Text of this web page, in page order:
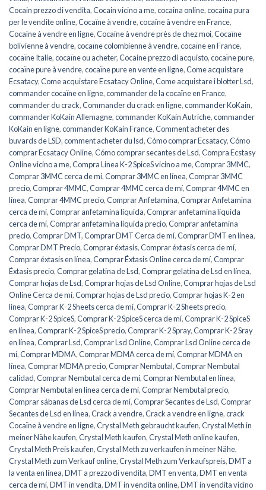
Cocain prezzo di vendita,Cocain vicino a me,cocaina online,cocaina pura
per le vendite online,Cocaïne à vendre,cocaïne à vendre en France,
Cocaïne à vendre en ligne,Cocaïne à vendre près de chez moi,Cocaïne
bolivienne à vendre,cocaïne colombienne à vendre,cocaïne en France,
cocaïne Italie,cocaïne ou acheter,Cocaine prezzo di acquisto,cocaïne pure,
cocaïne pure à vendre,cocaïne pure en vente en ligne,Come acquistare
Ecsatacy,Come acquistare Ecsatacy Online,Come acquistare i blotter Lsd,
commander cocaïne en ligne,commander de la cocaïne en France,
commander du crack,Commander du crack en ligne,commander KoKain,
commander KoKain Allemagne,commander KoKain Autriche,commander
KoKain en ligne,commander KoKain France,Comment acheter des
buvards de LSD,comment acheter du lsd,Cómo comprar Ecsatacy,Cómo
comprar Ecsatacy Online,Cómo comprar secantes de Lsd,Compra Ecstasy
Online vicino a me,Compra Linea K-2 SpiceS vicino a me,Comprar 3MMC,
Comprar 3MMC cerca de mí,Comprar 3MMC en línea,Comprar 3MMC
precio,Comprar 4MMC,Comprar 4MMC cerca de mí,Comprar 4MMC en
línea,Comprar 4MMC precio,Comprar Anfetamina,Comprar Anfetamina
cerca de mí,Comprar anfetamina líquida,Comprar anfetamina líquida
cerca de mí,Comprar anfetamina líquida precio,Comprar anfetamina
precio,Comprar DMT,Comprar DMT Cerca de mí,Comprar DMT en línea,
Comprar DMT Precio,Comprar éxtasis,Comprar éxtasis cerca de mí,
Comprar éxtasis en línea,Comprar Éxtasis Online cerca de mí,Comprar
Éxtasis precio,Comprar gelatina de Lsd,Comprar gelatina de Lsd en línea,
Comprar hojas de Lsd,Comprar hojas de Lsd Online,Comprar hojas de Lsd
Online Cerca de mí,Comprar hojas de Lsd precio,Comprar hojas K-2 en
línea,Comprar K-2 Sheets cerca de mí,Comprar K-2 Sheets precio,
Comprar K-2 SpiceS,Comprar K-2 SpiceS cerca de mí,Comprar K-2 SpiceS
en línea,Comprar K-2 SpiceS precio,Comprar K-2 Spray,Comprar K-2 Sray
en línea,Comprar Lsd,Comprar Lsd Online,Comprar Lsd Online cerca de
mí,Comprar MDMA,Comprar MDMA cerca de mí,Comprar MDMA en
línea,Comprar MDMA precio,Comprar Nembutal,Comprar Nembutal
calidad,Comprar Nembutal cerca de mí,Comprar Nembutal en línea,
Comprar Nembutal en línea cerca de mí,Comprar Nembutal precio,
Comprar sábanas de Lsd cerca de mí,Comprar Secantes de Lsd,Comprar
Secantes de Lsd en línea,Crack a vendre,Crack a vendre en ligne,crack
Cocaïne à vendre en ligne,Crystal Meth gebraucht kaufen,Crystal Meth in
meiner Nähe kaufen,Crystal Meth kaufen,Crystal Meth online kaufen,
Crystal Meth Preis kaufen,Crystal Meth zu verkaufen in meiner Nähe,
Crystal Meth zum Verkauf online,Crystal Meth zum Verkaufspreis,DMT a
la venta en línea,DMT a prezzo di vendita,DMT en venta,DMT en venta
cerca de mí,DMT in vendita,DMT in vendita online,DMT in vendita vicino